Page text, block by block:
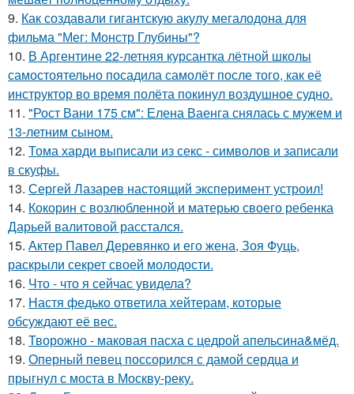
9. Как создавали гигантскую акулу мегалодона для
фильма "Мег: Монстр Глубины"?
10. В Аргентине 22-летняя курсантка лётной школы
самостоятельно посадила самолёт после того, как её
инструктор во время полёта покинул воздушное судно.
11. "Рост Вани 175 см": Елена Ваенга снялась с мужем и
13-летним сыном.
12. Тома харди выписали из секс - символов и записали
в скуфы.
13. Сергей Лазарев настоящий эксперимент устроил!
14. Кокорин с возлюбленной и матерью своего ребенка
Дарьей валитовой расстался.
15. Актер Павел Деревянко и его жена, Зоя Фуць,
раскрыли секрет своей молодости.
16. Что - что я сейчас увидела?
17. Настя федько ответила хейтерам, которые
обсуждают её вес.
18. Творожно - маковая пасха с цедрой апельсина&мёд.
19. Оперный певец поссорился с дамой сердца и
прыгнул с моста в Москву-реку.